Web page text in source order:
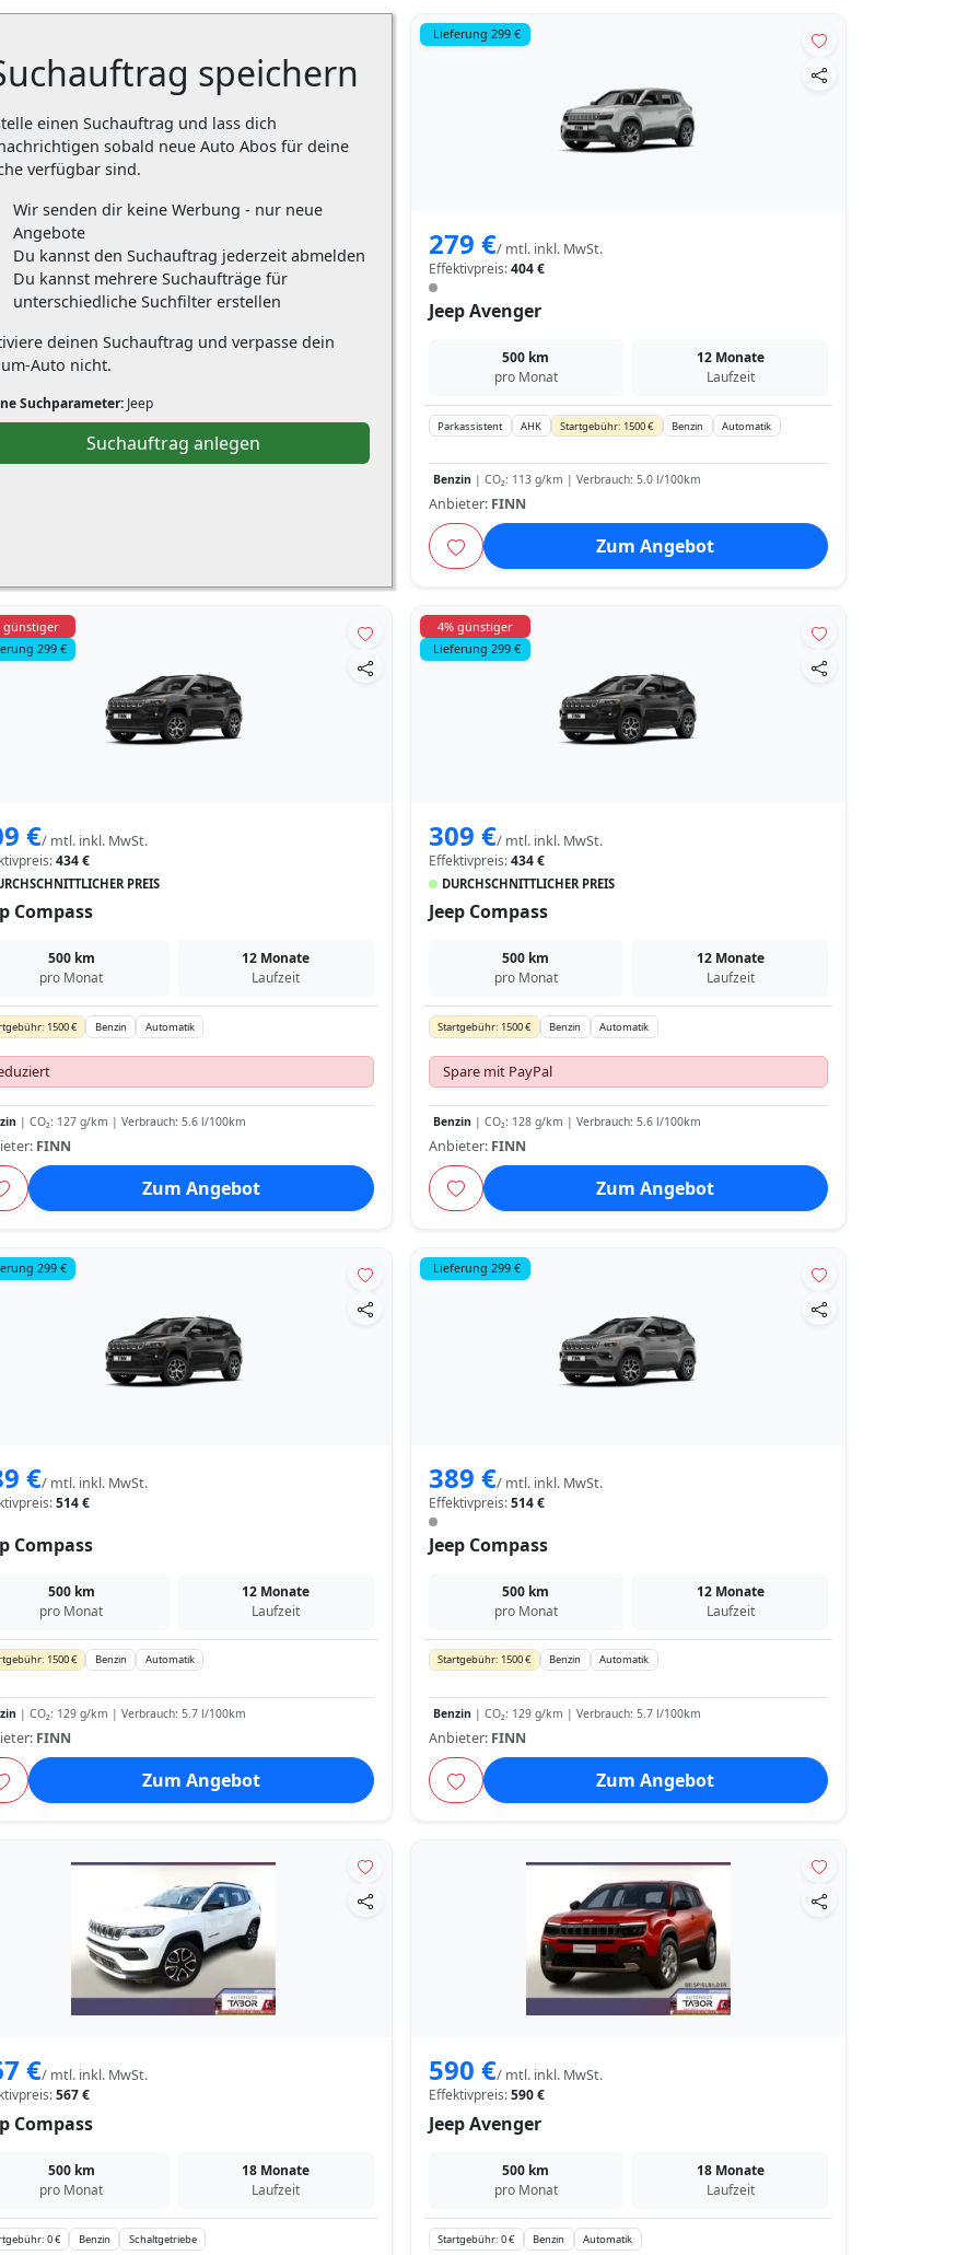
speichern
einen Suchauftrag und lass dich
sobald neue Auto Abos für deine
verfügbar sind.
Wir senden dir keine Werbung - nur neue
Angebote
Du kannst den Suchauftrag jederzeit abmelden
Du kannst mehrere Suchaufträge für
unterschiedliche Suchfilter erstellen
deinen Suchauftrag und verpasse dein
Auto nicht.
Suchparameter: Jeep
Suchauftrag anlegen
Lieferung 299 €
279 €/ mtl. inkl. MwSt.
Effektivpreis:404 €
Jeep Avenger
500 km
pro Monat
12 Monate
Laufzeit
Parkassistent AHK Startgebühr: 1500 € Benzin Automatik
Benzin | CO₂: 113 g/km | Verbrauch: 5.0 l/100km
Anbieter: FINN
Zum Angebot
günstiger
299 €
€/ mtl. inkl. MwSt.
434 €
PREIS
Compass
500 km
pro Monat
12 Monate
Laufzeit
1500 € Benzin Automatik
| CO₂: 127 g/km | Verbrauch: 5.6 l/100km
FINN
Zum Angebot
4% günstiger
Lieferung 299 €
309 €/ mtl. inkl. MwSt.
Effektivpreis:434 €
DURCHSCHNITTLICHER PREIS
Jeep Compass
500 km
pro Monat
12 Monate
Laufzeit
Startgebühr: 1500 € Benzin Automatik
Spare mit PayPal
Benzin | CO₂: 128 g/km | Verbrauch: 5.6 l/100km
Anbieter: FINN
Zum Angebot
299 €
€/ mtl. inkl. MwSt.
514 €
Compass
500 km
pro Monat
12 Monate
Laufzeit
1500 € Benzin Automatik
| CO₂: 129 g/km | Verbrauch: 5.7 l/100km
FINN
Zum Angebot
Lieferung 299 €
389 €/ mtl. inkl. MwSt.
Effektivpreis:514 €
Jeep Compass
500 km
pro Monat
12 Monate
Laufzeit
Startgebühr: 1500 € Benzin Automatik
Benzin | CO₂: 129 g/km | Verbrauch: 5.7 l/100km
Anbieter: FINN
Zum Angebot
€/ mtl. inkl. MwSt.
567 €
Compass
500 km
pro Monat
18 Monate
Laufzeit
0 € Benzin Schaltgetriebe
590 €/ mtl. inkl. MwSt.
Effektivpreis:590 €
Jeep Avenger
500 km
pro Monat
18 Monate
Laufzeit
Startgebühr: 0 € Benzin Automatik